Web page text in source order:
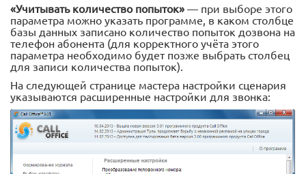
«Учитывать количество попыток» — при выборе этого
параметра можно указать программе, в каком столбце
базы данных записано количество попыток дозвона на
телефон абонента (для корректного учёта этого
параметра необходимо будет позже выбрать столбец
для записи количества попыток).
На следующей странице мастера настройки сценария
указываются расширенные настройки для звонка: